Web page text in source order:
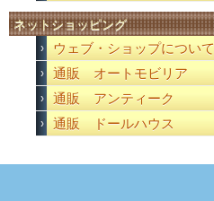
ネットショッピング
ウェブ・ショップについて
通販 オートモビリア
通販 アンティーク
通販 ドールハウス